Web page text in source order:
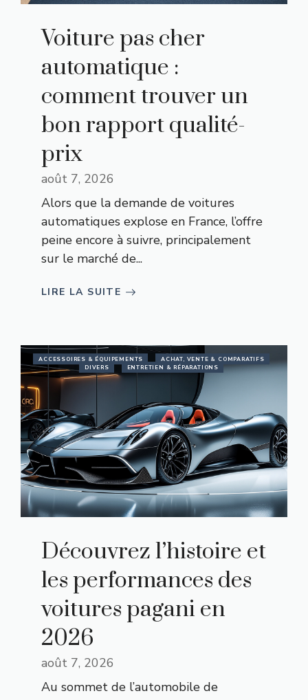
Voiture pas cher
automatique :
comment trouver un
bon rapport qualité-
prix
août 7, 2026
Alors que la demande de voitures
automatiques explose en France, l’offre
peine encore à suivre, principalement
sur le marché de...
LIRE LA SUITE
ACCESSOIRES & ÉQUIPEMENTS
ACHAT, VENTE & COMPARATIFS
DIVERS
ENTRETIEN & RÉPARATIONS
Découvrez l’histoire et
les performances des
voitures pagani en
2026
août 7, 2026
Au sommet de l’automobile de